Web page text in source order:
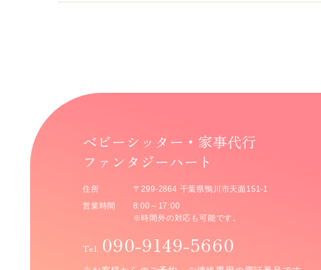
ベビーシッター・家事代行
ファンタジーハート
住所
〒299-2864 千葉県鴨川市天面151-1
営業時間
8:00～17:00
※時間外の対応も可能です。
Tel. 090-9149-5660